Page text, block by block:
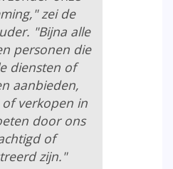
zei de
"Bijna alle
personen die
diensten of
aanbieden,
verkopen in
door ons
of
zijn."